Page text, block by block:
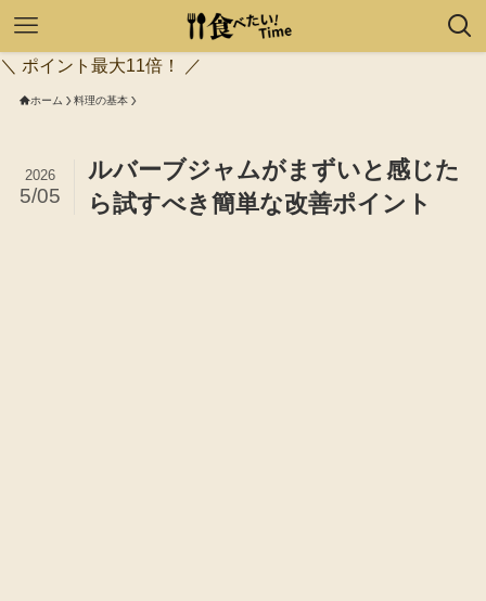
＼ ポイント最大11倍！ ／
ホーム 料理の基本
ルバーブジャムがまずいと感じた
ら試すべき簡単な改善ポイント
2026
5/05